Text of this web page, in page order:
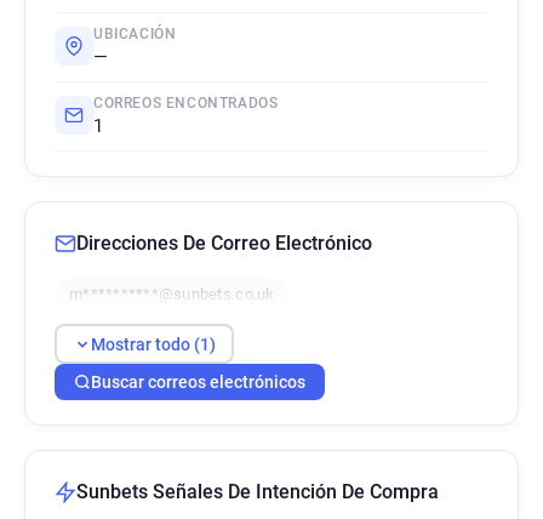
UBICACIÓN
—
CORREOS ENCONTRADOS
1
Direcciones De Correo Electrónico
m**********@sunbets.co.uk
Mostrar todo (1)
Buscar correos electrónicos
Sunbets Señales De Intención De Compra